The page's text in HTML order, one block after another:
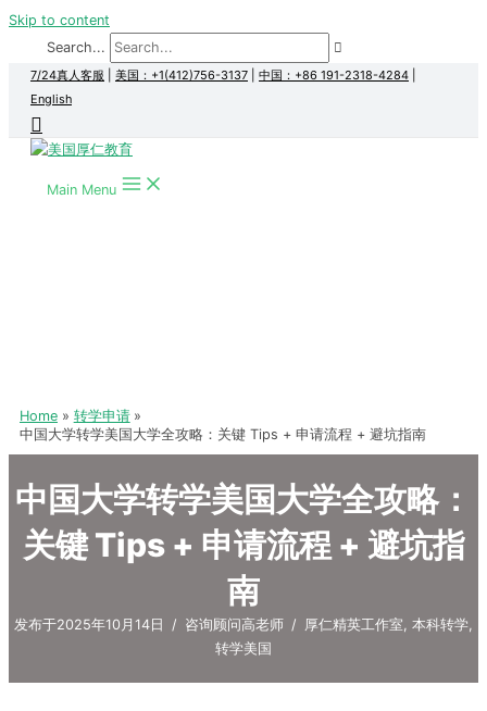
Skip to content
Search...
7/24真人客服 美国：+1(412)756-3137 中国：+86 191-2318-4284
English
Main Menu
Home
转学申请
中国大学转学美国大学全攻略：关键 Tips + 申请流程 + 避坑指南
中国大学转学美国大学全攻略：
关键 Tips + 申请流程 + 避坑指
南
发布于2025年10月14日 / 咨询顾问高老师 / 厚仁精英工作室, 本科转学,
转学美国